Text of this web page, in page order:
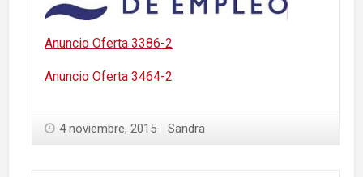
Anuncio Oferta 3386-2
Anuncio Oferta 3464-2
4 noviembre, 2015 Sandra